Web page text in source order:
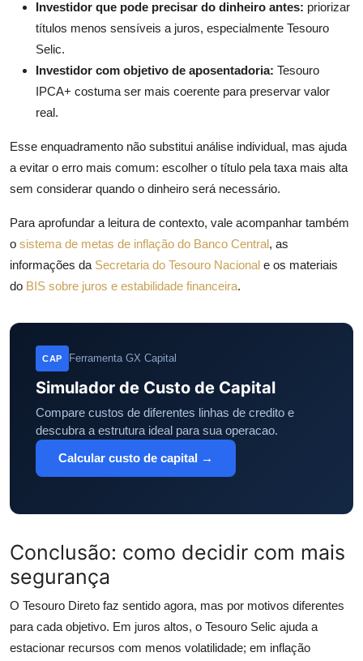
Investidor que pode precisar do dinheiro antes: priorizar
títulos menos sensíveis a juros, especialmente Tesouro
Selic.
Investidor com objetivo de aposentadoria: Tesouro
IPCA+ costuma ser mais coerente para preservar valor
real.
Esse enquadramento não substitui análise individual, mas ajuda
a evitar o erro mais comum: escolher o título pela taxa mais alta
sem considerar quando o dinheiro será necessário.
Para aprofundar a leitura de contexto, vale acompanhar também
o sistema de metas de inflação do Banco Central, as
informações da Secretaria do Tesouro Nacional e os materiais
do BIS sobre juros e estabilidade financeira.
CAP Ferramenta GX Capital
Simulador de Custo de Capital
Compare custos de diferentes linhas de credito e
descubra a estrutura ideal para sua operacao.
Calcular custo de capital →
Conclusão: como decidir com mais
segurança
O Tesouro Direto faz sentido agora, mas por motivos diferentes
para cada objetivo. Em juros altos, o Tesouro Selic ajuda a
estacionar recursos com menos volatilidade; em inflação